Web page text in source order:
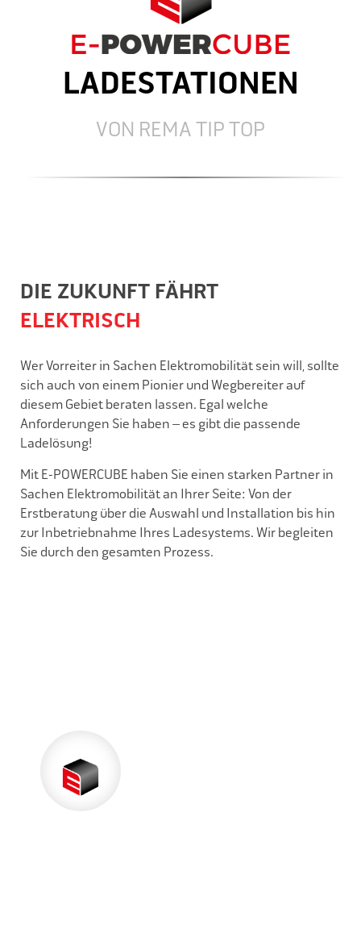
LADESTATIONEN
VON REMA TIP TOP
DIE ZUKUNFT FÄHRT
ELEKTRISCH
Wer Vorreiter in Sachen Elektromobilität sein will, sollte
sich auch von einem Pionier und Wegbereiter auf
diesem Gebiet beraten lassen. Egal welche
Anforderungen Sie haben – es gibt die passende
Ladelösung!
Mit E-POWERCUBE haben Sie einen starken Partner in
Sachen Elektromobilität an Ihrer Seite: Von der
Erstberatung über die Auswahl und Installation bis hin
zur Inbetriebnahme Ihres Ladesystems. Wir begleiten
Sie durch den gesamten Prozess.